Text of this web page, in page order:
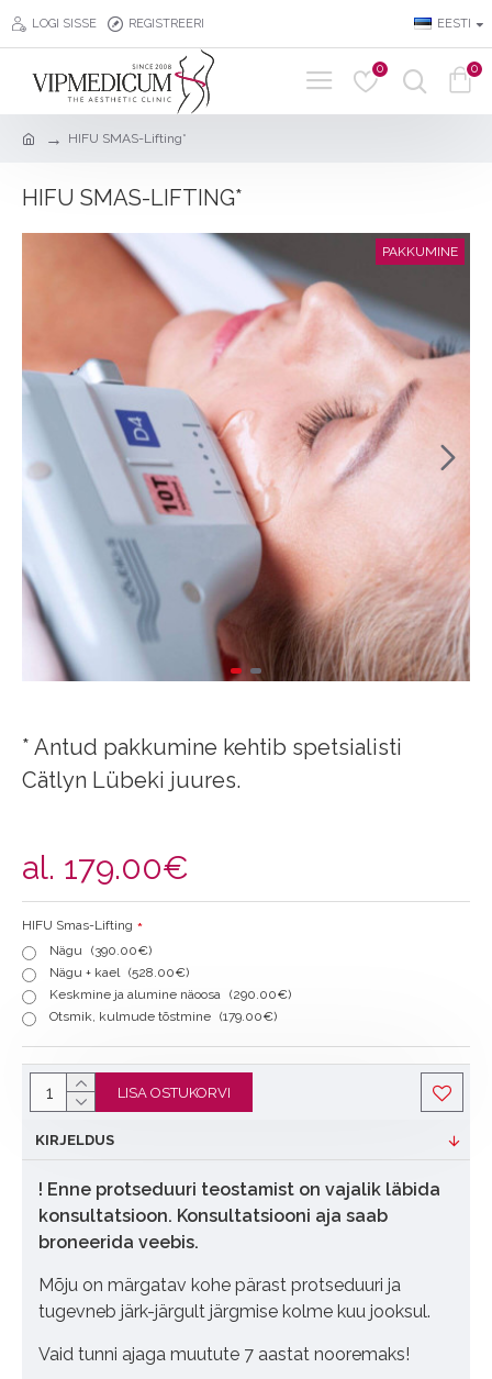
LOGI SISSE REGISTREERI EESTI
0 0
HIFU SMAS-Lifting*
HIFU SMAS-LIFTING*
PAKKUMINE
* Antud pakkumine kehtib spetsialisti
Cätlyn Lübeki juures.
al. 179.00€
HIFU Smas-Lifting
Nägu (390.00€)
Nägu + kael (528.00€)
Keskmine ja alumine näoosa (290.00€)
Otsmik, kulmude tõstmine (179.00€)
LISA OSTUKORVI
KIRJELDUS
! Enne protseduuri teostamist on vajalik läbida
konsultatsioon. Konsultatsiooni aja saab
broneerida veebis.
Mõju on märgatav kohe pärast protseduuri ja
tugevneb järk-järgult järgmise kolme kuu jooksul.
Vaid tunni ajaga muutute 7 aastat nooremaks!